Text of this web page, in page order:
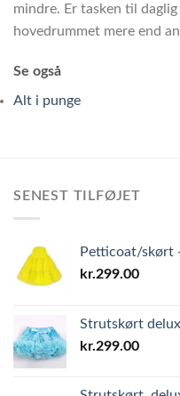
mindre. Er tasken til
hovedrummet mere end
Se også
Alt i punge
SENEST TILFØJET
Petticoat/skørt
kr.299.00
Strutskørt
kr.299.00